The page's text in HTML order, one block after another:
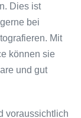
Dies ist
bei
Mit
können sie
und gut
voraussichtlich